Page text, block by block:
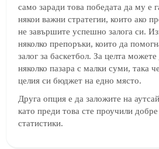
само заради това победата да му е
някои важни стратегии, които ако
не завършите успешно залога си.
няколко препоръки, които да
залог за баскетбол. За целта
няколко пазара с малки суми, така
целия си бюджет на едно място.
Друга опция е да заложите на
като преди това сте проучили
статистики.